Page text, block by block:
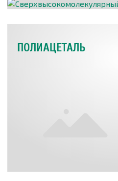
ПОЛИАЦЕТАЛЬ